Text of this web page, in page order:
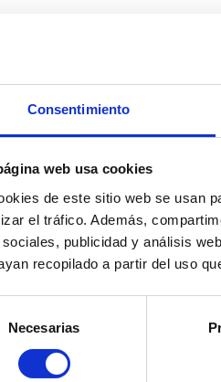
Consentimiento
web usa cookies
de este sitio web se usan
el tráfico. Además,
sociales, publicidad y análisis
recopilado a partir del uso
Necesarias
Vista rápida
con baño de oro rosa
Vista rápida